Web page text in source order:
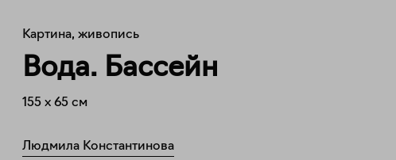
Картина, живопись
Вода. Бассейн
155 x 65 см
Людмила Константинова